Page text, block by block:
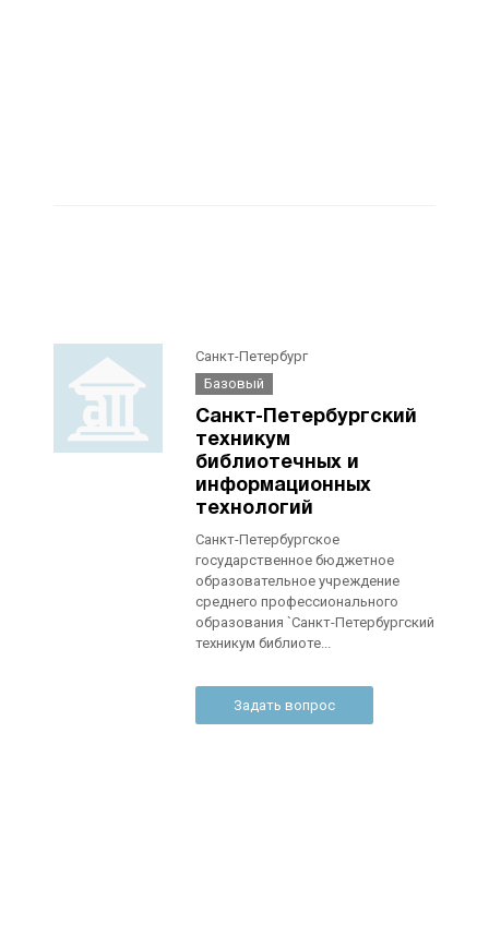
Санкт-Петербург
Базовый
Санкт-Петербургский
техникум
библиотечных и
информационных
технологий
Санкт-Петербургское
государственное бюджетное
образовательное учреждение
среднего профессионального
образования `Санкт-Петербургский
техникум библиоте...
Задать вопрос